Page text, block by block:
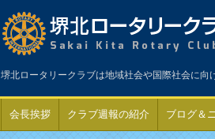
堺北ロータリークラブは地域社会や国際社会に向
会長挨拶 クラブ週報の紹介 ブログ＆